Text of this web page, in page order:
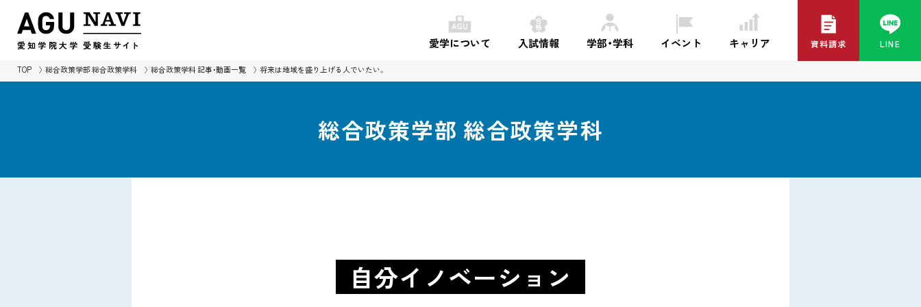
愛知学院大学 受験生サイ ト 愛学について 入試情報 学部・学科 イベント キャリア 資料請求 LINE
TOP 総合政策学部 総合政策学科 総合政策学科 記事・動画一覧 将来は地域を盛り上げる人でいたい。
総合政策学部 総合政策学科
自分イノベーション